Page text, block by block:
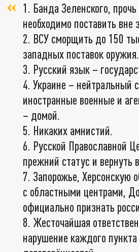
1. Банда Зеленского,
необходимо поставить вне
2. ВСУ сморщить до 150
западных поставок оружия.
3. Русский язык –
4. Украине – нейтральный
иностранные военные и
– домой.
5. Никаких амнистий.
6. Русской Православной
прежний статус и вернуть
7. Запорожье, Херсонскую
с областными центрами,
официально признать
8. Жесточайшая
нарушение каждого пункта